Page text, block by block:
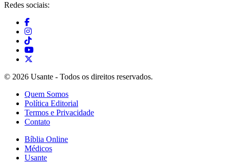
Redes sociais:
© 2026 Usante - Todos os direitos reservados.
Quem Somos
Política Editorial
Termos e Privacidade
Contato
Bíblia Online
Médicos
Usante